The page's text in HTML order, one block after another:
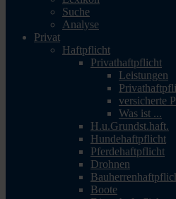
Suche
Analyse
Privat
Haftpflicht
Privathaftpflicht
Leistungen
versicherte
Was ist ...
H.u.Grundst.haft.
Hundehaftpflicht
Pferdehaftpflicht
Drohnen
Boote